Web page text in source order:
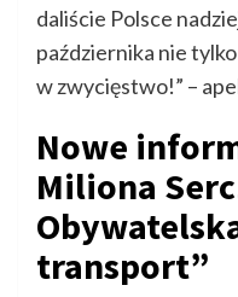
daliście Polsce
października nie
w zwycięstwo!” –
Nowe
Miliona
transport”